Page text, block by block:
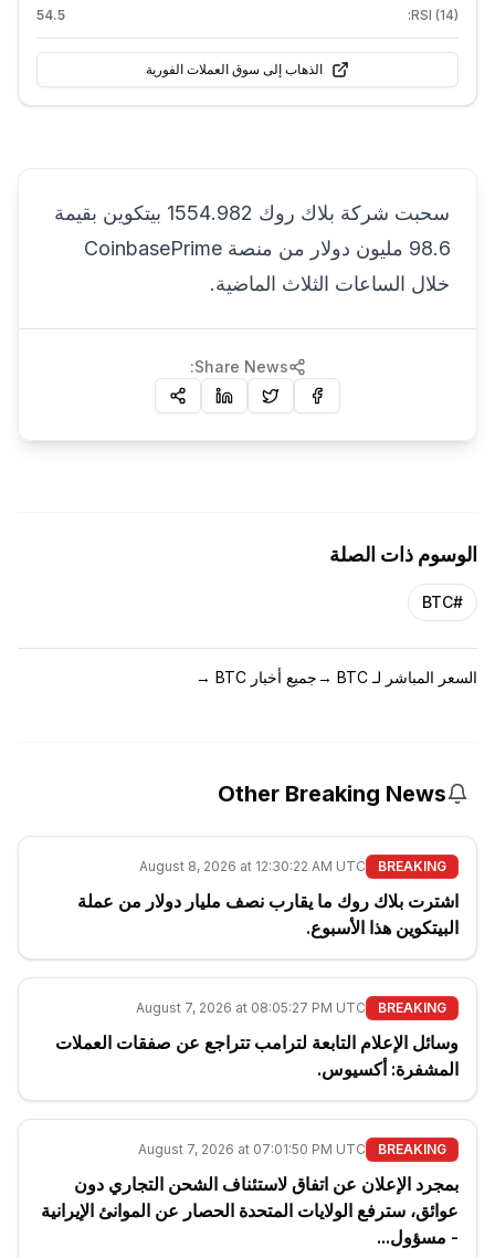
RSI (14):
54.5
الذهاب إلى سوق العملات الفورية
سحبت شركة بلاك روك 1554.982 بيتكوين بقيمة
98.6 مليون دولار من منصة CoinbasePrime
خلال الساعات الثلاث الماضية.
Share News:
الوسوم ذات الصلة
#
BTC
السعر المباشر لـ BTC →جميع أخبار BTC →
Other Breaking News
BREAKING
August 8, 2026 at 12:30:22 AM UTC
اشترت بلاك روك ما يقارب نصف مليار دولار من عملة
البيتكوين هذا الأسبوع.
BREAKING
August 7, 2026 at 08:05:27 PM UTC
وسائل الإعلام التابعة لترامب تتراجع عن صفقات العملات
المشفرة: أكسيوس.
BREAKING
August 7, 2026 at 07:01:50 PM UTC
بمجرد الإعلان عن اتفاق لاستئناف الشحن التجاري دون
عوائق، سترفع الولايات المتحدة الحصار عن الموانئ الإيرانية
- مسؤول...